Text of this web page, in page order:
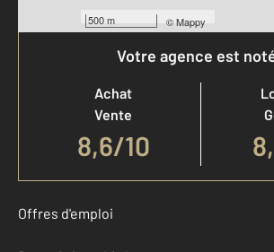
500 m ©Mappy
Votre agence est
Achat
Vente
8,6/10
Offres d'emploi